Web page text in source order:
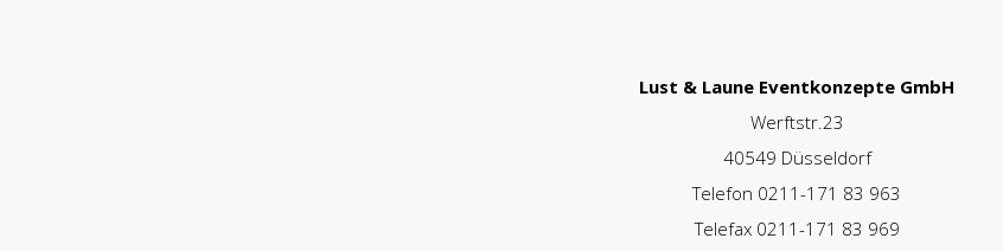
Lust & Laune Eventkonzepte GmbH
Werftstr.23
40549 Düsseldorf
Telefon 0211-171 83 963
Telefax 0211-171 83 969